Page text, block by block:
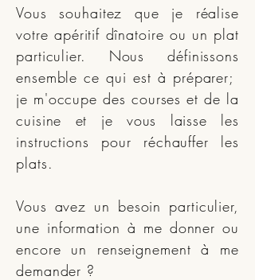
Vous souhaitez que je réalise
votre apéritif dînatoire ou un plat
particulier. Nous définissons
ensemble ce qui est à préparer;
je m'occupe des courses et de la
cuisine et je vous laisse les
instructions pour réchauffer les
plats.
Vous avez un besoin particulier,
une information à me donner ou
encore un renseignement à me
demander ?